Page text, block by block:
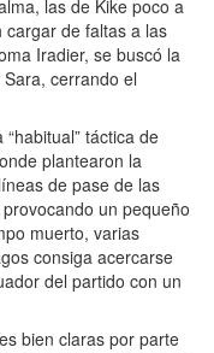
las de Kike poco a
de faltas a las
Iradier, se buscó la
cerrando el
táctica de
plantearon la
de pase de las
un pequeño
muerto, varias
consiga acercarse
del partido con un
bien claras por parte